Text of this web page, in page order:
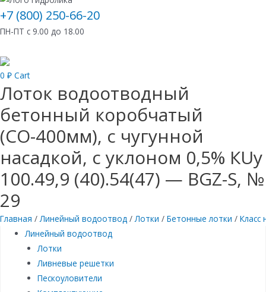
+7 (800) 250-66-20
ПН-ПТ с 9.00 до 18.00
0 ₽ Cart
Лоток водоотводный
бетонный коробчатый
(СО-400мм), с чугунной
насадкой, с уклоном 0,5% КUу
100.49,9 (40).54(47) — BGZ-S, №
29
Главная /Линейный водоотвод /Лотки / Бетонные лотки / Класс
Линейный водоотвод
Лотки
Ливневые решетки
Пескоуловители